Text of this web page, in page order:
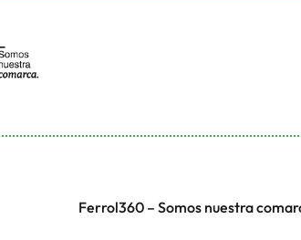
Ferrol360 – Somos nuestra